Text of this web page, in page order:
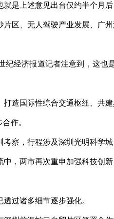
上述意见出台仅约半个月后
区、无人驾驶产业发展、广
济报道记者注意到，这也
国际性综合交通枢纽、共建
作。
，行程涉及深圳光明科学城
，两市再次重申加强科技创
过诸多细节逐步强化。